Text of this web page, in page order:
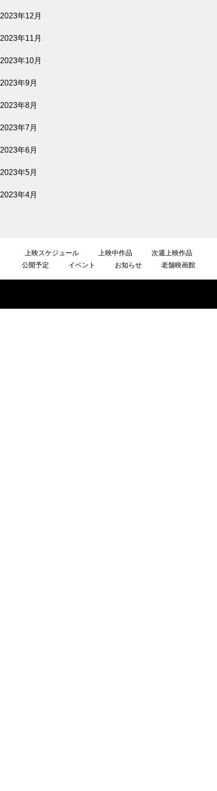
平行と垂直
2023年12月
2023年11月
2023年10月
2023年9月
2023年8月
2023年7月
2023年6月
2023年5月
2023年4月
上映スケジュール 上映中作品
次週上映作品
公開予定
イベント お知らせ 老舗映画館